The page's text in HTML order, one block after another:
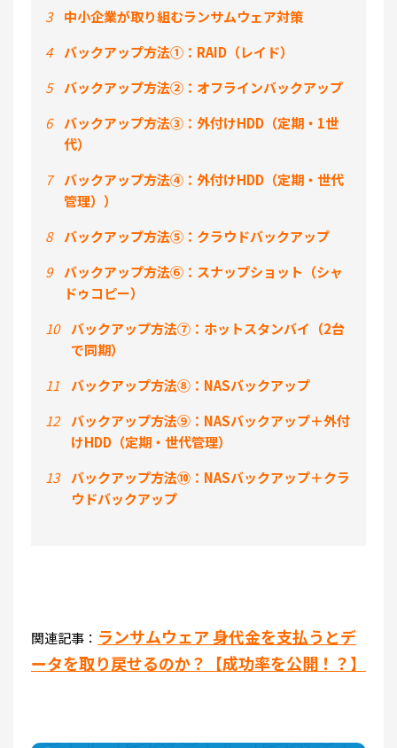
3
中小企業が取り組むランサムウェア対策
4
バックアップ方法①：RAID（レイド）
5
バックアップ方法②：オフラインバックアップ
6
バックアップ方法③：外付けHDD（定期・1世
代）
7
バックアップ方法④：外付けHDD（定期・世代
管理））
8
バックアップ方法⑤：クラウドバックアップ
9
バックアップ方法⑥：スナップショット（シャ
ドゥコピー）
10
バックアップ方法⑦：ホットスタンバイ（2台
で同期）
11
バックアップ方法⑧：NASバックアップ
12
バックアップ方法⑨：NASバックアップ＋外付
けHDD（定期・世代管理）
13
バックアップ方法⑩：NASバックアップ＋クラ
ウドバックアップ
関連記事： ランサムウェア 身代金を支払うとデ
ータを取り戻せるのか？【成功率を公開！？】